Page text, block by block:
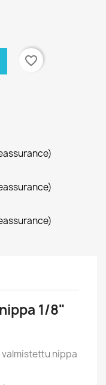
favorite_border
1/8"
nippa